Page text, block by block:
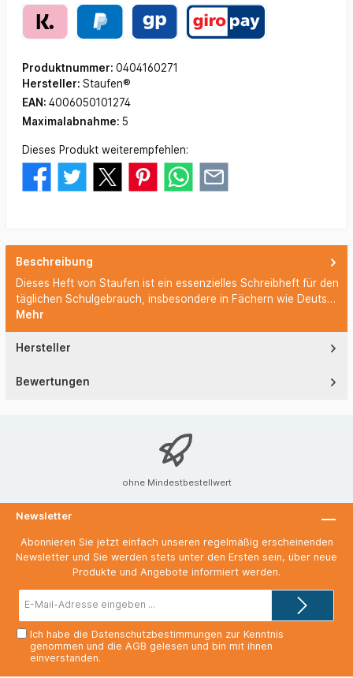
Produktnummer: 0404160271
Hersteller: Staufen®
EAN: 4006050101274
Maximalabnahme: 5
Dieses Produkt weiterempfehlen:
Beschreibung
Dieses Heft von Staufen ist ein essenzielles Schreibheft für den
täglichen Schulgebrauch, insbesondere in Fächern wie Deuts…
Mehr
Hersteller
Bewertungen
ohne Mindestbestellwert
Newsletter
Abonnieren Sie jetzt einfach unseren regelmäßig erscheinenden
Newsletter und Sie werden stets unter den Ersten sein, über neue
Produkte und Angebote informiert werden.
Mail-
Ich habe die Datenschutzbestimmungen zur Kenntnis
genommen und die AGB gelesen und bin mit ihnen
einverstanden.